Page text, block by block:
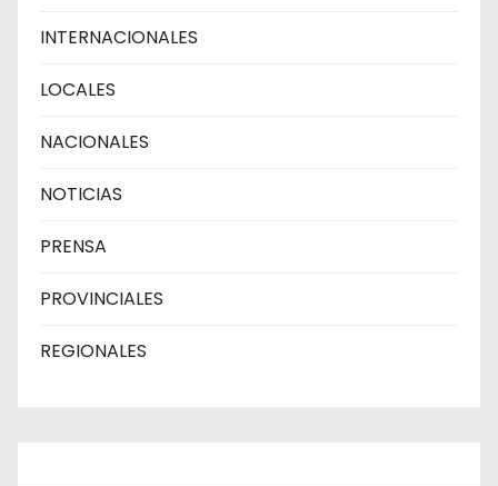
INTERNACIONALES
LOCALES
NACIONALES
NOTICIAS
PRENSA
PROVINCIALES
REGIONALES